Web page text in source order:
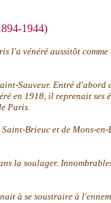
1944)
l'a vénéré aussitôt
Sauveur. Entré d'abord
en 1918, il reprenait ses
Paris.
Brieuc et de Mons-
la soulager.
à se soustraire à